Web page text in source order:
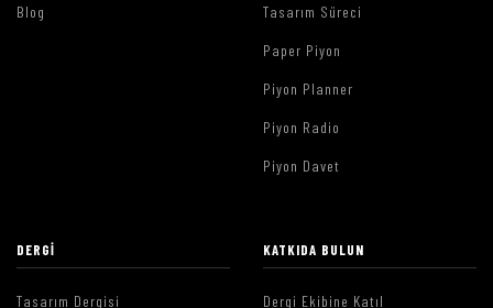
Blog Tasarım Süreci
Paper Piyon
Piyon Planner
Piyon Radio
Piyon Davet
DERGI
Tasarım Dergisi
KATKIDA BULUN
Dergi Ekibine Katıl